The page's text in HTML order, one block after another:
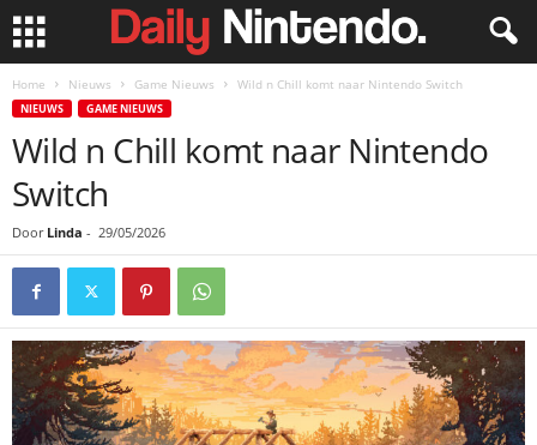
Home Nieuws Game Nieuws Wild n Chill komt naar Nintendo Switch
NIEUWS GAME NIEUWS
Wild n Chill komt naar Nintendo
Switch
Door Linda - 29/05/2026